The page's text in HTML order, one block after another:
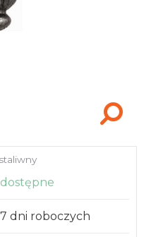
dostępne
7 dni roboczych